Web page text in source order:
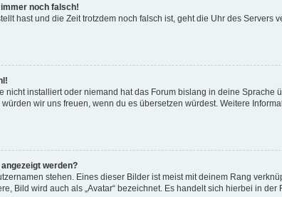
noch falsch!
hast und die Zeit trotzdem noch falsch ist, geht die Uhr des Servers
installiert oder niemand hat das Forum bislang in deine Sprache
wir uns freuen, wenn du es übersetzen würdest. Weitere
werden?
stehen. Eines dieser Bilder ist meist mit deinem Rang
Bild wird auch als „Avatar“ bezeichnet. Es handelt sich hierbei in